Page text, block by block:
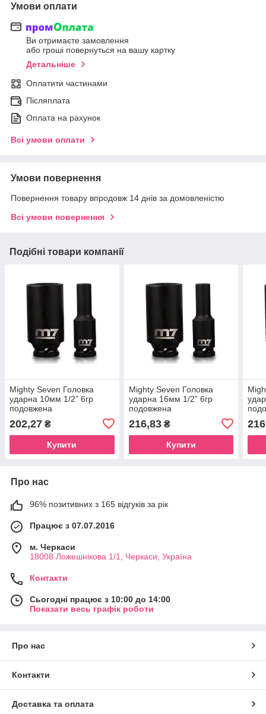
Умови оплати
Ви отримаєте замовлення
або гроші повернуться на вашу картку
Детальніше
Оплатити частинами
Післяплата
Оплата на рахунок
Всі умови оплати
Умови повернення
Повернення товару впродовж 14 днів за домовленістю
Всі умови повернення
Подібні товари компанії
Mighty Seven Головка
ударна 10мм 1/2” 6гр
подовжена
202,27 ₴
Купити
Mighty Seven Головка
ударна 16мм 1/2” 6гр
подовжена
216,83₴
Купити
Про нас
96% позитивних з 165 відгуків за рік
Працює з 07.07.2016
м. Черкаси
18008 Ложешнікова 1/1, Черкаси, Україна
Контакти
Сьогодні працює з 10:00 до 14:00
Показати весь графік роботи
Про нас
Контакти
Доставка та оплата